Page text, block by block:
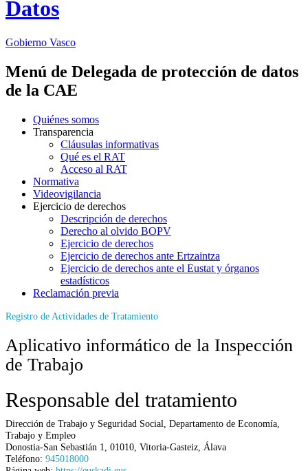
Datos
Gobierno Vasco
Menú de Delegada de protección de datos
de la CAE
Quiénes somos
Transparencia
Cláusulas informativas
Qué es el RAT
Acceso al RAT
Normativa
Videovigilancia
Ejercicio de derechos
Descripción de derechos
Derecho al olvido BOPV
Ejercicio de derechos
Ejercicio de derechos ante Ertzaintza
Ejercicio de derechos ante el Eustat y órganos
estadísticos
Reclamación previa
Registro de Actividades de Tratamiento
Aplicativo informático de la Inspección
de Trabajo
Responsable del tratamiento
Dirección de Trabajo y Seguridad Social, Departamento de Economía,
Trabajo y Empleo
Donostia-San Sebastián 1
01010 Vitoria-Gasteiz Álava
Teléfono: 945018000